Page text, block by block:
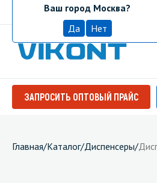
МоскваВаш город Москва?
Да
Нет
ЗАПРОСИТЬ ОПТОВЫЙ ПРАЙС
Главная/Каталог/Диспенсеры/